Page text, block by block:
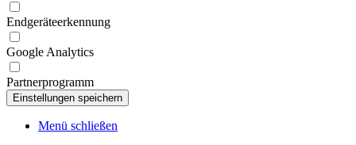
Endgeräteerkennung
Google Analytics
Partnerprogramm
Menü schließen